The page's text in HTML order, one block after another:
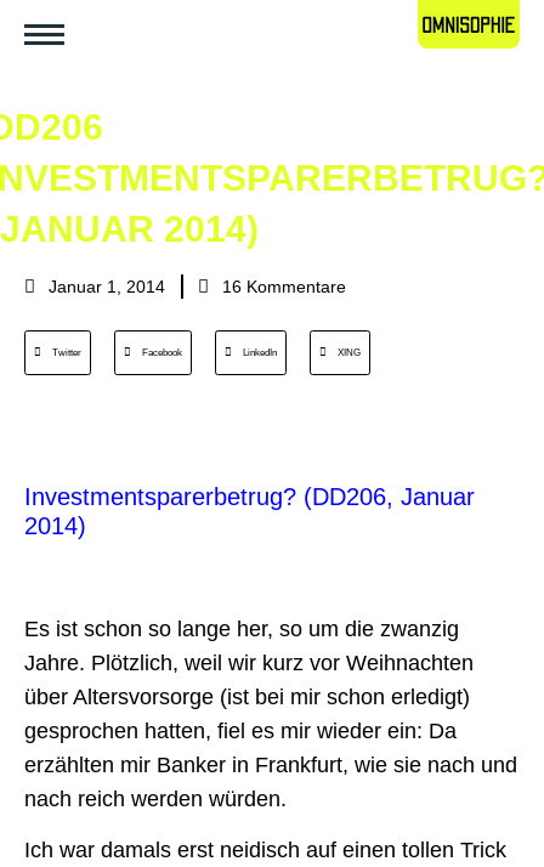
2014)
Januar 1, 2014 16 Kommentare
Twitter Facebook LinkedIn XING
Investmentsparerbetrug? (DD206, Januar
2014)
Es ist schon so lange her, so um die zwanzig
Jahre. Plötzlich, weil wir kurz vor Weihnachten
über Altersvorsorge (ist bei mir schon erledigt)
gesprochen hatten, fiel es mir wieder ein: Da
erzählten mir Banker in Frankfurt, wie sie nach und
nach reich werden würden.
Ich war damals erst neidisch auf einen tollen Trick